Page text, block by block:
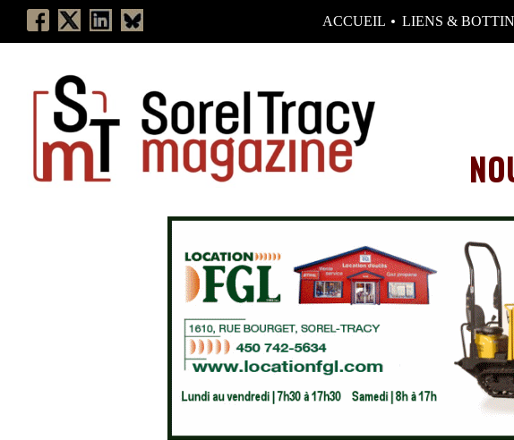
ACCUEIL LIENS & BOTTIN